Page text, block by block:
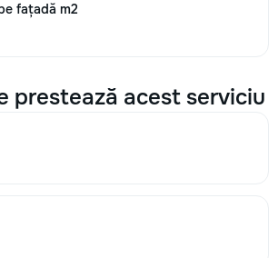
fațadă m2
prestează acest serviciu